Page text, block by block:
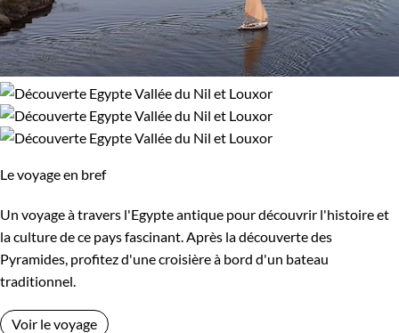
Le voyage en bref
Un voyage à travers l'Egypte antique pour découvrir l'histoire et
la culture de ce pays fascinant. Après la découverte des
Pyramides, profitez d'une croisière à bord d'un bateau
traditionnel.
Voir le voyage